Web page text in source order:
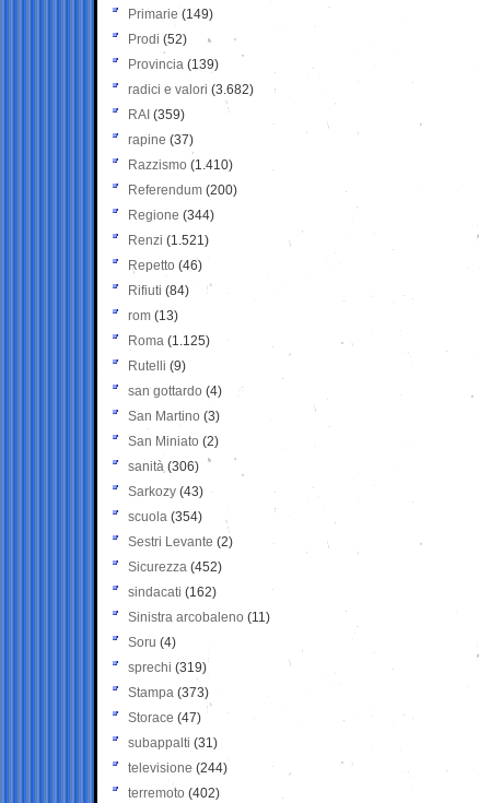
Primarie (149)
Prodi (52)
Provincia (139)
radici e valori (3.682)
RAI (359)
rapine (37)
Razzismo (1.410)
Referendum (200)
Regione (344)
Renzi (1.521)
Repetto (46)
Rifiuti (84)
rom (13)
Roma (1.125)
Rutelli (9)
san gottardo (4)
San Martino (3)
San Miniato (2)
sanità (306)
Sarkozy (43)
scuola (354)
Sestri Levante (2)
Sicurezza (452)
sindacati (162)
Sinistra arcobaleno (11)
Soru (4)
sprechi (319)
Stampa (373)
Storace (47)
subappalti (31)
televisione(244)
terremoto (402)